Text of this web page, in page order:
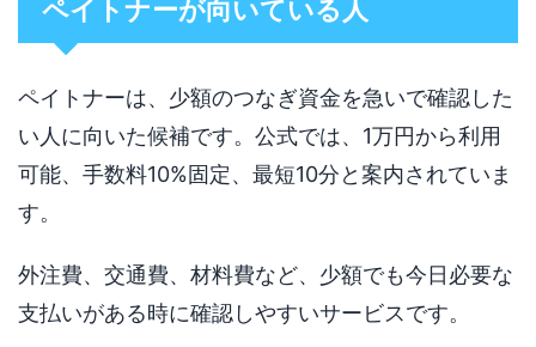
ペイトナーが向いている人
ペイトナーは、少額のつなぎ資金を急いで確認した
い人に向いた候補です。公式では、1万円から利用
可能、手数料10%固定、最短10分と案内されていま
す。
外注費、交通費、材料費など、少額でも今日必要な
支払いがある時に確認しやすいサービスです。